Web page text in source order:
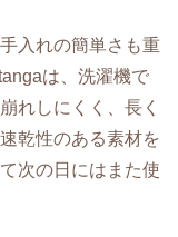
入れの簡単さも重
は、洗濯機で
れしにくく、長く
乾性のある素材を
次の日にはまた使